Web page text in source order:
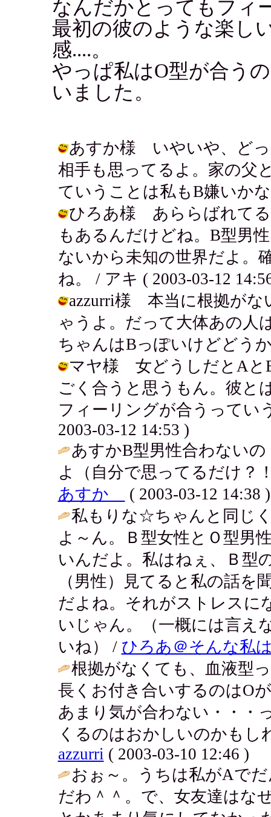
なんだかとってもフィ
最初の彼のような楽し
感....。
やっぱ私はO型が合う
いました。
あすか様 いやいや、ど
相手も思ってるよ。家の父
ていうことは私もB嫌いか
ひろあ様 あららばれてる
もあるんだけどね。B型男
ないから未知の世界だよ。
ね。 / アキ ( 2003-03-12
azzurri様 本当に根拠がな
ゃうよ。だって大体あの人
ちゃんはBっぽいけどどう
マヤ様 女どうしだとAと
ごく合うと思うもん。彼と
フィーリングが合うってい
2003-03-12 14:53 )
あすかB型男性合わない
よ（自分で思ってるだけ？
あすか
( 2003-03-12 14:38 )
私もりな☆ちゃんと同じ
よ～ん。Ｂ型女性とＯ型男
いんだよ。私はねぇ、Ｂ型
（男性）見てると私の話を
だよね。それがストレスに
いじゃん。（一概には言え
いね） / ひろあ＠そんな私
根拠がなくても、血液型
長くお付き合いするのはO
あまり気が合わない・・・
くるのはおかしいのかもし
azzurri ( 2003-03-10 12:46 )
おぉ～。うちは私がAで
だわ＾＾。で、女友達はな